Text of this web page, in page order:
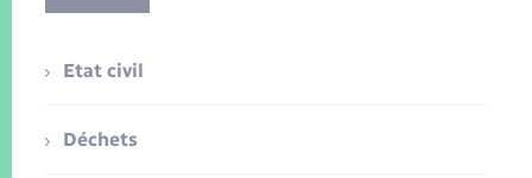
Etat civil
Déchets